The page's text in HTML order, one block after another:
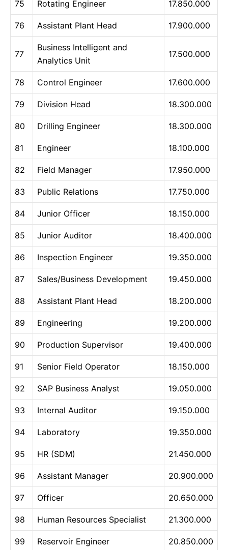
75 Rotating Engineer 17.850.000
76 Assistant Plant Head 17.900.000
77
Business Intelligent and
Analytics Unit
17.500.000
78 Control Engineer 17.600.000
79 Division Head 18.300.000
80 Drilling Engineer 18.300.000
81 Engineer 18.100.000
82 Field Manager 17.950.000
83 Public Relations 17.750.000
84 Junior Officer 18.150.000
85 Junior Auditor 18.400.000
86 Inspection Engineer 19.350.000
87 Sales/Business Development 19.450.000
88 Assistant Plant Head 18.200.000
89 Engineering 19.200.000
90 Production Supervisor 19.400.000
91 Senior Field Operator 18.150.000
92 SAP Business Analyst 19.050.000
93 Internal Auditor 19.150.000
94 Laboratory 19.350.000
95 HR (SDM) 21.450.000
96 Assistant Manager 20.900.000
97 Officer 20.650.000
98 Human Resources Specialist 21.300.000
99 Reservoir Engineer 20.850.000